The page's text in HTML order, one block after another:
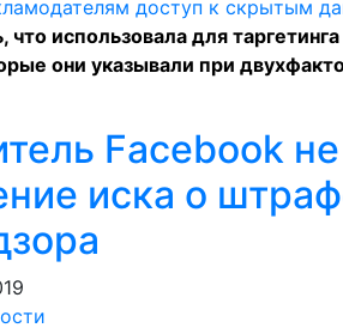
что использовала для
они указывали при
Facebook
иска о